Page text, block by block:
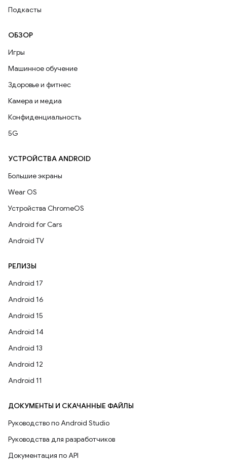
Подкасты
ОБЗОР
Игры
Машинное обучение
Здоровье и фитнес
Камера и медиа
Конфиденциальность
5G
УСТРОЙСТВА ANDROID
Большие экраны
Wear OS
Устройства ChromeOS
Android for Cars
Android TV
РЕЛИЗЫ
Android 17
Android 16
Android 15
Android 14
Android 13
Android 12
Android 11
ДОКУМЕНТЫ И СКАЧАННЫЕ ФАЙЛЫ
Руководство по Android Studio
Руководства для разработчиков
Документация по API